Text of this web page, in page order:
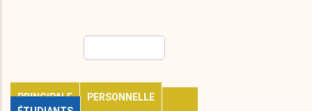
PRINCIPALE
PERSONNELLE